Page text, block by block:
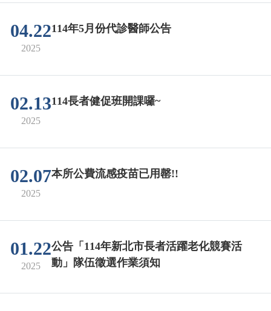
04.22
2025
114年5月份代診醫師公告
02.13
2025
114長者健促班開課囉~
02.07
2025
本所公費流感疫苗已用罄!!
01.22
2025
公告「114年新北市長者活躍老化競賽活
動」隊伍徵選作業須知